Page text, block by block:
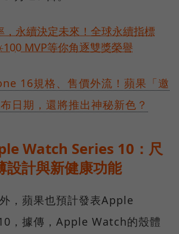
，永續決定未來！全球永續指標
MVP等你角逐雙獎榮譽
16規格、售價外流！蘋果「邀
日期，還將推出神秘新色？
Watch Series 10：尺
設計與新健康功能
，蘋果也預計發表Apple
，據傳，Apple Watch的殼體